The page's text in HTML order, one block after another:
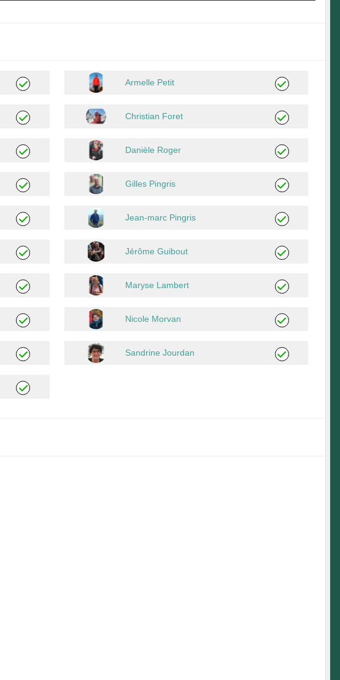
Armelle Petit
Christian Foret
Danièle Roger
Gilles Pingris
Jean-marc Pingris
Jérôme Guibout
Maryse Lambert
Nicole Morvan
Sandrine Jourdan